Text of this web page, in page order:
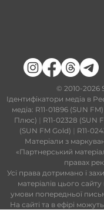
​© 2010-2026
Ідентифікатори медіа в
медіа: R11-01896 (SUN FM)
Плюс) | R11-02328 (SUN
(SUN FM Gold) | R11-
Матеріали з
«Партнерський
правах
Усі права дотримано і
матеріалів цього
умови попередньої
На сайті та в ефірі